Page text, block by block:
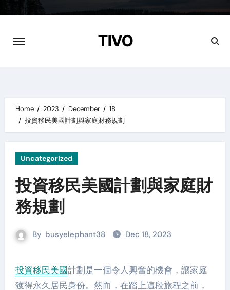
content
TIVO
Home 2023 December
18
投資移民美國計劃與家庭財務規劃
Uncategorized
投資移民美國計劃與家庭財
務規劃
By busyelephant38 Dec 18, 2023
投資移民美國計劃是一個令人興奮的機會，讓家庭
獲得永久居民身份。然而，在踏上這段旅程之前，